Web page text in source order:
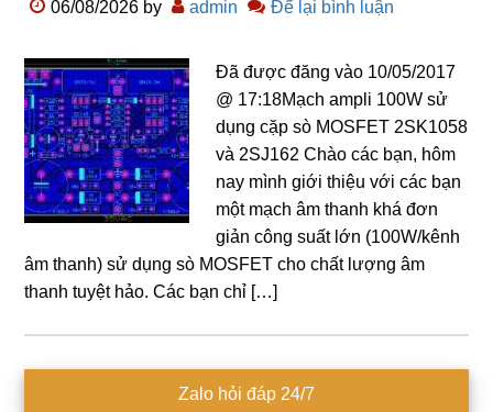
06/08/2026 by admin Để lại bình luận
Đã được đăng vào 10/05/2017
@ 17:18Mạch ampli 100W sử
dụng cặp sò MOSFET 2SK1058
và 2SJ162 Chào các bạn, hôm
nay mình giới thiệu với các bạn
một mạch âm thanh khá đơn
giản công suất lớn (100W/kênh
âm thanh) sử dụng sò MOSFET cho chất lượng âm
thanh tuyệt hảo. Các bạn chỉ […]
Zalo hỏi đáp 24/7